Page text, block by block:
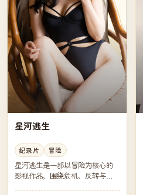
星河逃生
纪录片 冒险
星河逃生是一部以冒险为核心的
影视作品，围绕危机、反转与人